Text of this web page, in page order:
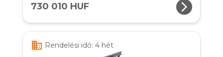
730 010 HUF arrow_forward_ios
business Rendelési idő: 4 hét